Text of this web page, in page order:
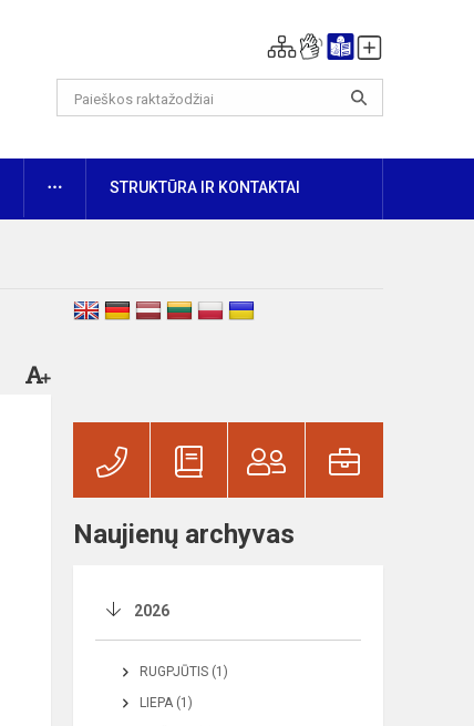
DAUGIAUSTRUKTŪRA IR KONTAKTAI
Naujienų archyvas
2026
RUGPJŪTIS (1)
LIEPA (1)